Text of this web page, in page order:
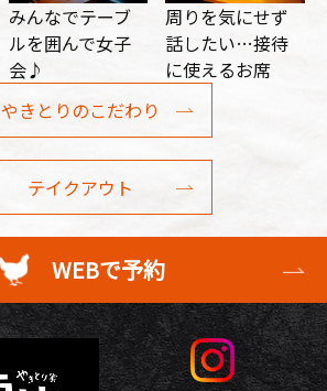
みんなでテーブ
ルを囲んで女子
会♪
周りを気にせず
話したい…接待
に使えるお席
やきとりのこだわり
テイクアウト
WEBで予約